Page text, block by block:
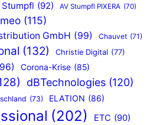
Stumpfl (92) AV Stumpfl PIXERA (70)
(115)
GmbH (99) Chauvet (71)
(132) Christie Digital (77)
Corona-Krise (85)
dBTechnologies (120)
(73) ELATION (86)
(202) ETC (90)